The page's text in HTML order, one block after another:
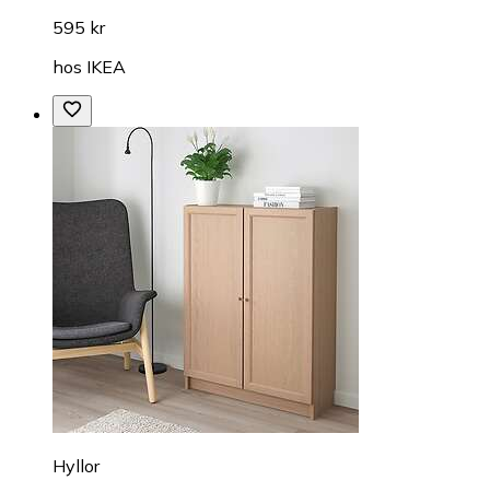
595 kr
hos IKEA
Hyllor